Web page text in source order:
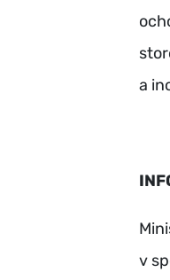
a
v